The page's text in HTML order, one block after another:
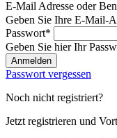
Willkommen
zurück!
Bitte
melden
Sie
sich
an
E-Mail Adresse oder
Geben Sie Ihre E-Mail-
Passwort*
Geben Sie hier Ihr
Passwort vergessen
Noch nicht registriert?
Jetzt registrieren und